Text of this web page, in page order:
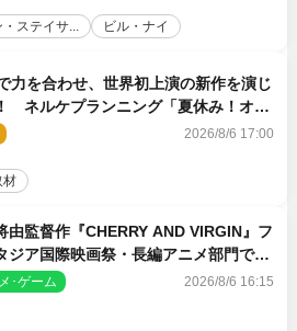
ステイサ... ビル・ナイ
力を合わせ、世界初上演の新作を演じ
ネルケプランニング「夏休み！オ
ークショップ2026」レポート【最終
2026/8/6 17:00
材
由監督作『CHERRY AND VIRGIN』フ
ジア国際映画祭・長編アニメ部門で観
金賞受賞！
･ゲーム 2026/8/6 16:15